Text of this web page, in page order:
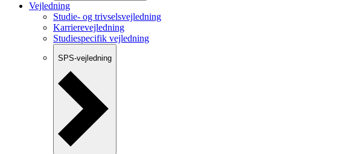
Vejledning
Studie- og trivselsvejledning
Karrierevejledning
Studiespecifik vejledning
SPS-vejledning